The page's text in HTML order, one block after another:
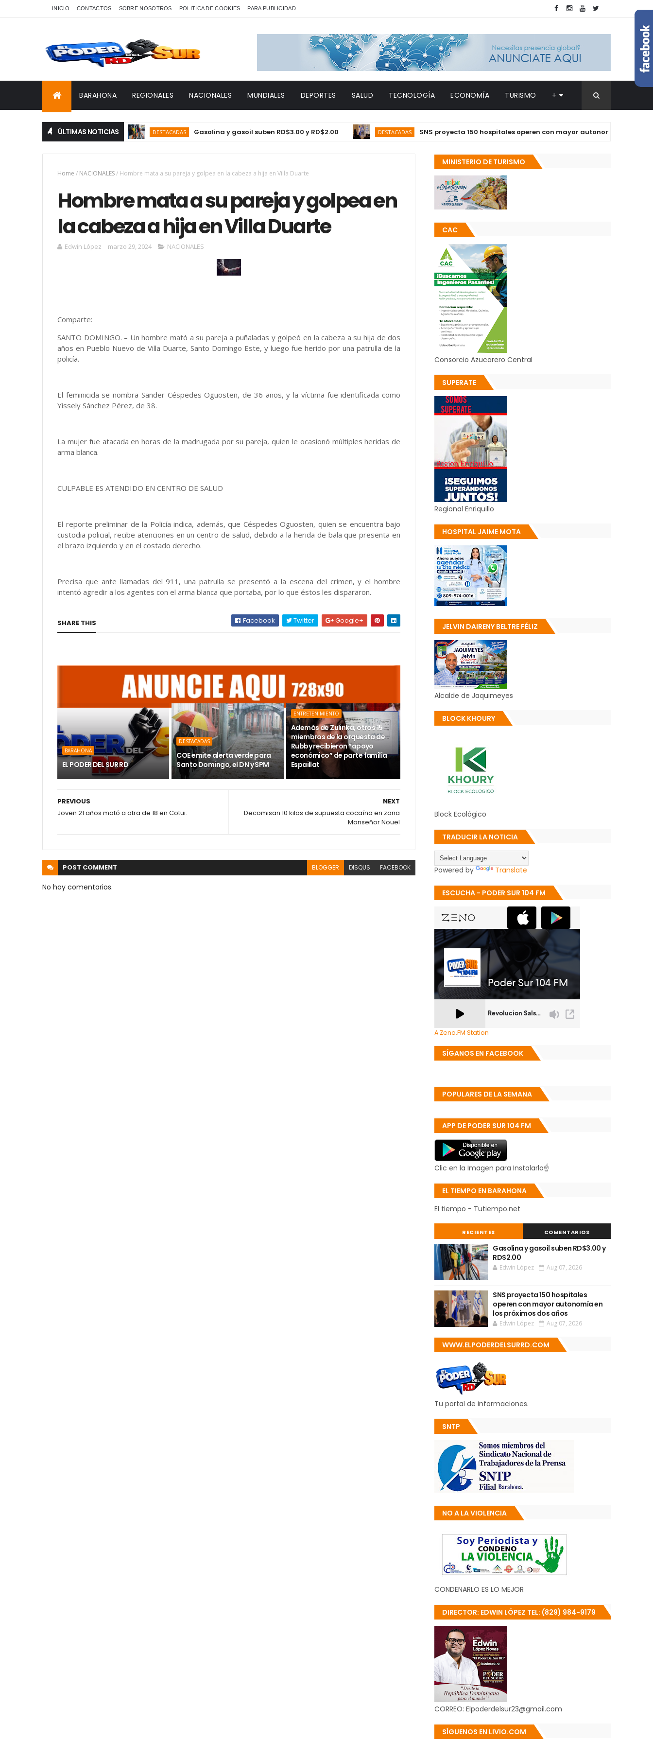
INICIO CONTACTOS SOBRE NOSOTROS POLITICA DE COOKIES PARA PUBLICIDAD
BARAHONA REGIONALES NACIONALES MUNDIALES DEPORTES SALUD TECNOLOGÍA ECONOMÍA TURISMO +
ÚLTIMAS NOTICIAS DESTACADAS Gasolina y gasoil suben RD$3.00 y RD$2.00 DESTACADAS SNS proyecta 150 hospitales operen con mayor autonomía en los próximos
Home / NACIONALES/ Hombre mata a su pareja y golpea en la cabeza a hija en Villa Duarte
Hombre mata a su pareja y golpea en
la cabeza a hija en Villa Duarte
Edwin López marzo 29, 2024 NACIONALES
Comparte:
SANTO DOMINGO. – Un hombre mató a su pareja a puñaladas y golpeó en la cabeza a su hija de dos
años en Pueblo Nuevo de Villa Duarte, Santo Domingo Este, y luego fue herido por una patrulla de la
policía.
El feminicida se nombra Sander Céspedes Oguosten, de 36 años, y la víctima fue identificada como
Yissely Sánchez Pérez, de 38.
La mujer fue atacada en horas de la madrugada por su pareja, quien le ocasionó múltiples heridas de
arma blanca.
CULPABLE ES ATENDIDO EN CENTRO DE SALUD
El reporte preliminar de la Policía indica, además, que Céspedes Oguosten, quien se encuentra bajo
custodia policial, recibe atenciones en un centro de salud, debido a la herida de bala que presenta en
el brazo izquierdo y en el costado derecho.
Precisa que ante llamadas del 911, una patrulla se presentó a la escena del crimen, y el hombre
intentó agredir a los agentes con el arma blanca que portaba, por lo que éstos les dispararon.
SHARE THIS Facebook Twitter Google+
BARAHONA
EL PODER DEL SUR RD
DESTACADAS
COE emite alerta verde para
Santo Domingo, el DN y SPM
ENTRETENIMIENTO
Además de Zulinka, otros 15
miembros de la orquesta de
Rubby recibieron “apoyo
económico” de parte familia
Espaillat
NEXT
Decomisan 10 kilos de supuesta cocaína en zona
Monseñor Nouel
PREVIOUS
Joven 21 años mató a otra de 18 en Cotui.
POST COMMENT BLOGGER DISQUS FACEBOOK
No hay comentarios.
MINISTERIO DE TURISMO
CAC
Consorcio Azucarero Central
SUPERATE
Regional Enriquillo
HOSPITAL JAIME MOTA
JELVIN DAIRENY BELTRE FÉLIZ
Alcalde de Jaquimeyes
BLOCK KHOURY
Block Ecológico
TRADUCIR LA NOTICIA
Powered by Translate
ESCUCHA - PODER SUR 104 FM
A Zeno.FM Station
SÍGANOS EN FACEBOOK
POPULARES DE LA SEMANA
APP DE PODER SUR 104 FM
Clic en la Imagen para Instalarlo☝
EL TIEMPO EN BARAHONA
El tiempo - Tutiempo.net
RECIENTES COMENTARIOS
Gasolina y gasoil suben RD$3.00 y
RD$2.00
Edwin López Aug 07, 2026
SNS proyecta 150 hospitales
operen con mayor autonomía en
los próximos dos años
Edwin López Aug 07, 2026
WWW.ELPODERDELSURRD.COM
Tu portal de informaciones.
SNTP
NO A LA VIOLENCIA
CONDENARLO ES LO MEJOR
DIRECTOR: EDWIN LÓPEZ TEL: (829) 984-9179
CORREO: Elpoderdelsur23@gmail.com
SÍGUENOS EN LIVIO.COM